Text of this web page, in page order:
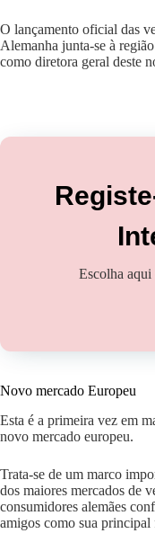
O lançamento oficial das
Alemanha junta-se à
como diretora geral deste
Escolha aqui
Novo mercado Europeu
Esta é a primeira vez em
novo mercado europeu.
Trata-se de um marco
dos maiores mercados de
consumidores alemães
amigos como sua